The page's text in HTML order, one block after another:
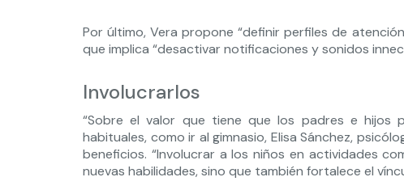
Por último, Vera propone “definir perfiles de
que implica “desactivar notificaciones y sonidos
Involucrarlos
“Sobre el valor que tiene que los padres e hijos
habituales, como ir al gimnasio, Elisa Sánchez,
beneficios. “Involucrar a los niños en actividades
nuevas habilidades, sino que también fortalece el